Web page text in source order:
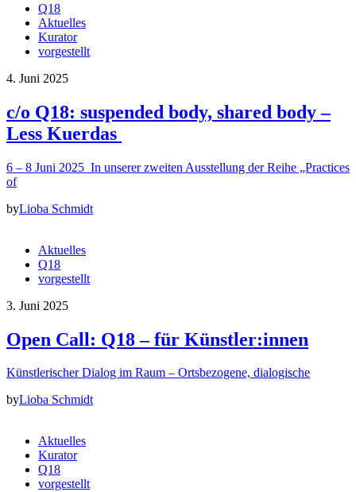
Q18
Aktuelles
Kurator
vorgestellt
4. Juni 2025
c/o Q18: suspended body, shared body –
Less Kuerdas
6 – 8 Juni 2025 In unserer zweiten Ausstellung der Reihe „Practices
of
byLioba Schmidt
Aktuelles
Q18
vorgestellt
3. Juni 2025
Open Call: Q18 – für Künstler:innen
Künstlerischer Dialog im Raum – Ortsbezogene, dialogische
byLioba Schmidt
Aktuelles
Kurator
Q18
vorgestellt